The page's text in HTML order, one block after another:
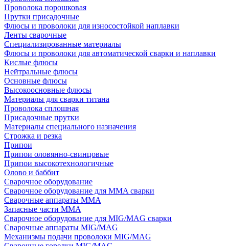
Проволока порошковая
Прутки присадочные
Флюсы и проволоки для износостойкой наплавки
Ленты сварочные
Специализированные материалы
Флюсы и проволоки для автоматической сварки и наплавки
Кислые флюсы
Нейтральные флюсы
Основные флюсы
Высокоосновные флюсы
Материалы для сварки титана
Проволока сплошная
Присадочные прутки
Материалы специального назначения
Строжка и резка
Припои
Припои оловянно-свинцовые
Припои высокотехнологичные
Олово и баббит
Сварочное оборудование
Сварочное оборудование для MMA сварки
Сварочные аппараты MMA
Запасные части MMA
Сварочное оборудование для MIG/MAG сварки
Сварочные аппараты MIG/MAG
Механизмы подачи проволоки MIG/MAG